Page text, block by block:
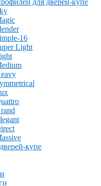
для дверей-купе
16
Light
купе